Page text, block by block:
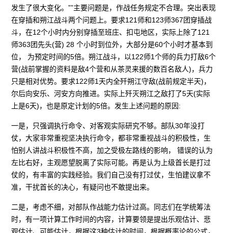
发生了很大变化。””主要问题是，作战任务规定不合理。突出表现
在穿插和朔江战斗两个问题上。要求121师和123师367团穿插战
斗，在12个小时内分别穿插至班庄、扣屯地区，实际上除了121
师363团先头(营) 28 个小时到位外，大部分是60个小时才基本到
位， 为预定时间的5倍。朔江战斗，以122师1个师的兵力打敌6个
营(战前掌握的资料是敌4个营和从茶灵来援的数百名敌人)，兵力
只是相对优势。要求122师1天内全歼朔江守敌(战前规定半天)，
尔后向安乐、河安方向推进。实际上歼灭朔江之敌打了5天(实际
上是6天)，也是原定计划的5倍。发生上述问题的原因:
一是，只强调执行命令、对客观实际研究不够。部队30年没打
仗，大家非常重视坚决执行命令，都非常重视战斗的积极性，生
怕别人讲战斗积极性不高，加之受极左路线的影响， 错误的认为
左比右好，主观愿望脱离了实际可能。再是认为上级首长是打过
仗的，有丰富的实践经验。我们自己没有打过仗，生怕建议拿不
准，干扰首长的决心，有疑问也不敢提出来。
二是，考虑不细，对部队作战能力估计过高。同志们在学统筹法
时，有一项计算工作时间的内容，计算要领是提出乐观估计、悲
观估计、可能估计，根据这3种估计的时间，根据概率论的公式，